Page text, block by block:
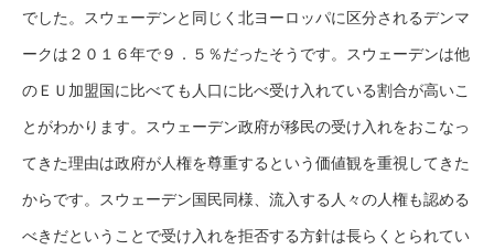
でした。スウェーデンと同じく北ヨーロッパに区分されるデンマ
ークは２０１６年で９．５％だったそうです。スウェーデンは他
のＥＵ加盟国に比べても人口に比べ受け入れている割合が高いこ
とがわかります。スウェーデン政府が移民の受け入れをおこなっ
てきた理由は政府が人権を尊重するという価値観を重視してきた
からです。スウェーデン国民同様、流入する人々の人権も認める
べきだということで受け入れを拒否する方針は長らくとられてい